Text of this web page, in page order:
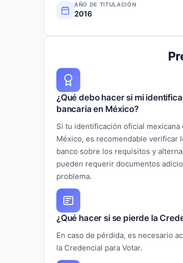
AÑO DE TITULACIÓN
2016
¿Qué debo hacer si mi
bancaria en México?
Si tu identificación oficial
México, es recomendable verificar
banco sobre los requisitos y
pueden requerir documentos
problema.
¿Qué hacer si se pierde la
En caso de pérdida, es necesario
la Credencial para Votar.